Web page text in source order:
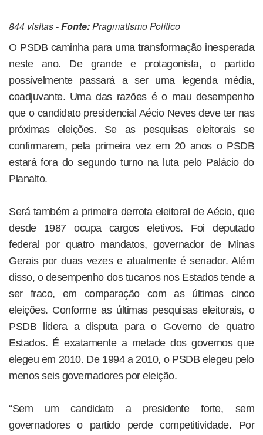
844 visitas -Fonte:Pragmatismo Político
O PSDB caminha para uma transformação inesperada
neste ano. De grande e protagonista, o partido
possivelmente passará a ser uma legenda média,
coadjuvante. Uma das razões é o mau desempenho
que o candidato presidencial Aécio Neves deve ter nas
próximas eleições. Se as pesquisas eleitorais se
confirmarem, pela primeira vez em 20 anos o PSDB
estará fora do segundo turno na luta pelo Palácio do
Planalto.
Será também a primeira derrota eleitoral de Aécio, que
desde 1987 ocupa cargos eletivos. Foi deputado
federal por quatro mandatos, governador de Minas
Gerais por duas vezes e atualmente é senador. Além
disso, o desempenho dos tucanos nos Estados tende a
ser fraco, em comparação com as últimas cinco
eleições. Conforme as últimas pesquisas eleitorais, o
PSDB lidera a disputa para o Governo de quatro
Estados. É exatamente a metade dos governos que
elegeu em 2010. De 1994 a 2010, o PSDB elegeu pelo
menos seis governadores por eleição.
“Sem um candidato a presidente forte, sem
governadores o partido perde competitividade. Por